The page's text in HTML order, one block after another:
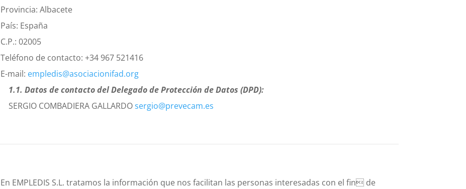
Provincia: Albacete
País: España
C.P.: 02005
Teléfono de contacto: +34 967 521416
E-mail: empledis@asociacionifad.org
1.1. Datos de contacto del Delegado de Protección de Datos (DPD):
SERGIO COMBADIERA GALLARDOsergio@prevecam.es
En EMPLEDIS S.L. tratamos la información que nos facilitan las personas interesadas con el fin de